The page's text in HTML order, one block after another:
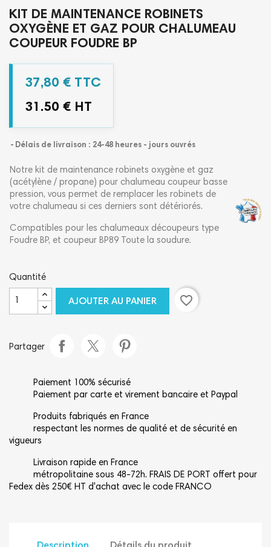
KIT DE MAINTENANCE ROBINETS
OXYGÈNE ET GAZ POUR CHALUMEAU
COUPEUR FOUDRE BP
37,80 € TTC
31.50 € HT
Délais de livraison : 24-48 heures - jours ouvrés
Notre kit de maintenance robinets oxygène et gaz
(acétylène / propane) pour chalumeau coupeur basse
pression, vous permet de remplacer les robinets de
votre chalumeau si ces derniers sont détériorés.
Compatibles pour les chalumeaux découpeurs type
Foudre BP, et coupeur BP89 Toute la soudure.
Quantité
AJOUTER AU PANIER favorite_border
Partager
Paiement 100% sécurisé
Paiement par carte et virement bancaire et Paypal
Produits fabriqués en France
respectant les normes de qualité et de sécurité en
vigueurs
Livraison rapide en France
métropolitaine sous 48-72h. FRAIS DE PORT offert pour
Fedex dès 250€ HT d'achat avec le code FRANCO